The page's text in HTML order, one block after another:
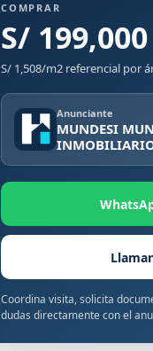
COMPRAR
S/ 199,000
S/ 1,508/m2 referencial por
Anunciante
MUNDESI
Llamar
Coordina visita, solicita
dudas directamente con el